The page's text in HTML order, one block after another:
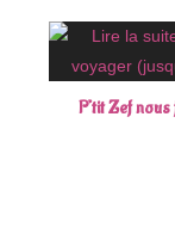
P’tit Zef